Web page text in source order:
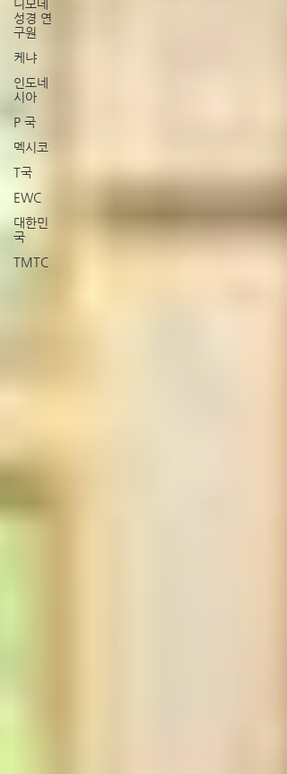
디모데
성경 연
구원
케냐
인도네
시아
P 국
멕시코
T국
EWC
대한민
국
TMTC